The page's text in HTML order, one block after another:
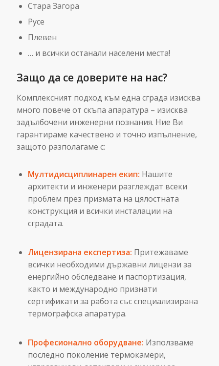
Стара Загора
Русе
Плевен
… и всички останали населени места!
Защо да се доверите на нас?
Комплексният подход към една сграда изисква
много повече от скъпа апаратура – изисква
задълбочени инженерни познания. Ние Ви
гарантираме качествено и точно изпълнение,
защото разполагаме с:
Мултидисциплинарен екип: Нашите
архитекти и инженери разглеждат всеки
проблем през призмата на цялостната
конструкция и всички инсталации на
сградата.
Лицензирана експертиза: Притежаваме
всички необходими държавни лицензи за
енергийно обследване и паспортизация,
както и международно признати
сертификати за работа със специализирана
термографска апаратура.
Професионално оборудване: Използваме
последно поколение термокамери,